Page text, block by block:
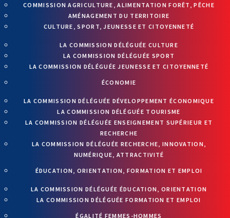
COMMISSION AGRICULTURE, ALIMENTATION FORÊT, PÊCHE
AMÉNAGEMENT DU TERRITOIRE
CULTURE, SPORT, JEUNESSE ET CITOYENNETÉ
LA COMMISSION DÉLÉGUÉE CULTURE
LA COMMISSION DÉLÉGUÉE SPORT
LA COMMISSION DÉLÉGUÉE JEUNESSE ET CITOYENNETÉ
ÉCONOMIE
LA COMMISSION DÉLÉGUÉE DÉVELOPPEMENT ÉCONOMIQUE
LA COMMISSION DÉLÉGUÉE TOURISME
LA COMMISSION DÉLÉGUÉE ENSEIGNEMENT SUPÉRIEUR ET
RECHERCHE
LA COMMISSION DÉLÉGUÉE RECHERCHE, INNOVATION,
NUMÉRIQUE, ATTRACTIVITÉ
ÉDUCATION, ORIENTATION, FORMATION ET EMPLOI
LA COMMISSION DÉLÉGUÉE ÉDUCATION, ORIENTATION
LA COMMISSION DÉLÉGUÉE FORMATION ET EMPLOI
ÉGALITÉ FEMMES-HOMMES